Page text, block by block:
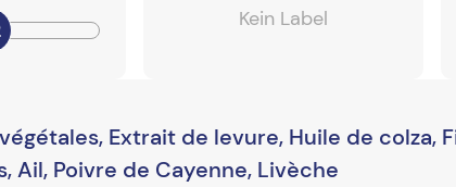
Kein Label
Extrait de levure, Huile de colza,
Ail, Poivre de Cayenne, Livèche